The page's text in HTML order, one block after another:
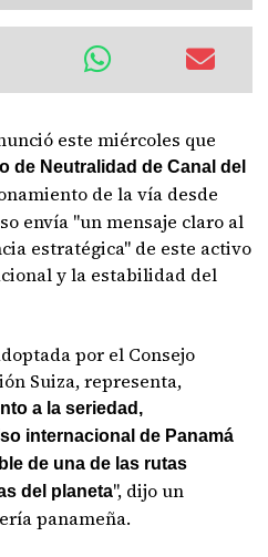
este miércoles que
de Neutralidad de Canal del
de la vía desde
envía "un mensaje claro al
estratégica" de este activo
y la estabilidad del
por el Consejo
Suiza, representa,
a la seriedad,
internacional de Panamá
de una de las rutas
del planeta", dijo un
panameña.